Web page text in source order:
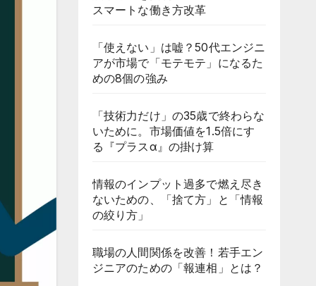
スマートな働き方改革
「使えない」は嘘？50代エンジニ
アが市場で「モテモテ」になるた
めの8個の強み
「技術力だけ」の35歳で終わらな
いために。市場価値を1.5倍にす
る『プラスα』の掛け算
情報のインプット過多で燃え尽き
ないための、「捨て方」と「情報
の絞り方」
職場の人間関係を改善！若手エン
ジニアのための「報連相」とは？